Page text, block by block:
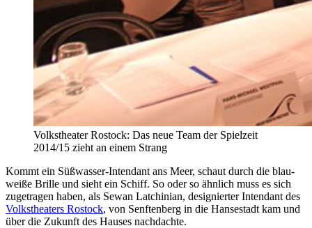
Volkstheater Rostock: Das neue Team der Spielzeit
2014/15 zieht an einem Strang
Kommt ein Süßwasser-Intendant ans Meer, schaut durch die blau-
weiße Brille und sieht ein Schiff. So oder so ähnlich muss es sich
zugetragen haben, als Sewan Latchinian, designierter Intendant des
Volkstheaters Rostock, von Senftenberg in die Hansestadt kam und
über die Zukunft des Hauses nachdachte.